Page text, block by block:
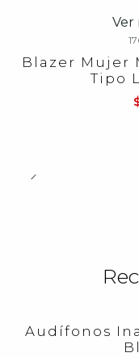
Ver
OFF
Blazer Mujer
Tipo
-23%OFF
Audífonos